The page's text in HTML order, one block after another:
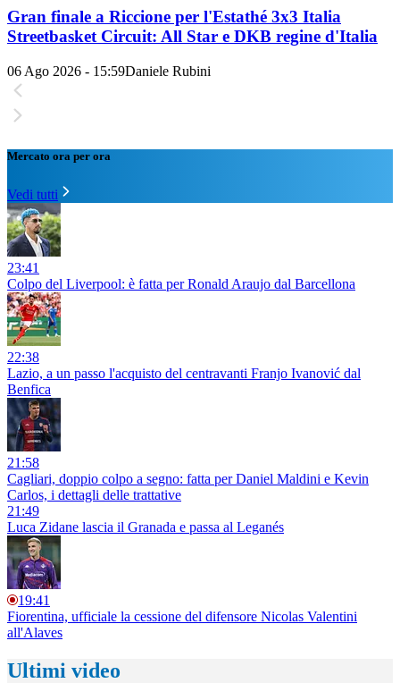
Gran finale a Riccione per l'Estathé 3x3 Italia
Streetbasket Circuit: All Star e DKB regine d'Italia
06 Ago 2026 - 15:59Daniele Rubini
Mercato ora per ora
Vedi tutti
23:41
Colpo del Liverpool: è fatta per Ronald Araujo dal Barcellona
22:38
Lazio, a un passo l'acquisto del centravanti Franjo Ivanović dal
Benfica
21:58
Cagliari, doppio colpo a segno: fatta per Daniel Maldini e Kevin
Carlos, i dettagli delle trattative
21:49
Luca Zidane lascia il Granada e passa al Leganés
19:41
Fiorentina, ufficiale la cessione del difensore Nicolas Valentini
all'Alaves
Ultimi video